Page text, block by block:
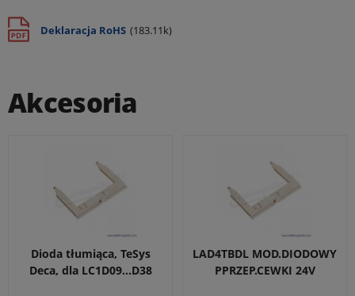
Deklaracja RoHS (183.11k)
Akcesoria
Dioda tłumiąca, TeSys
Deca, dla LC1D09...D38
LAD4TBDL MOD.DIODOWY
PPRZEP.CEWKI 24V